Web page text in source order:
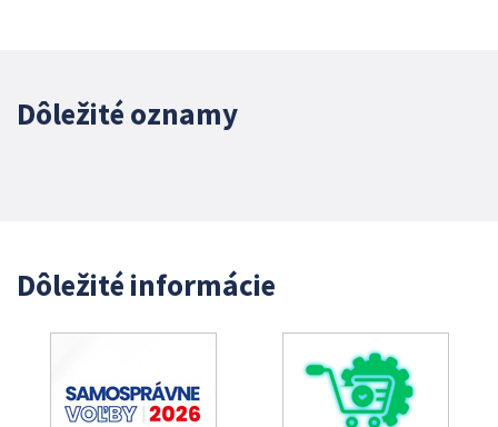
Dôležité oznamy
Dôležité informácie